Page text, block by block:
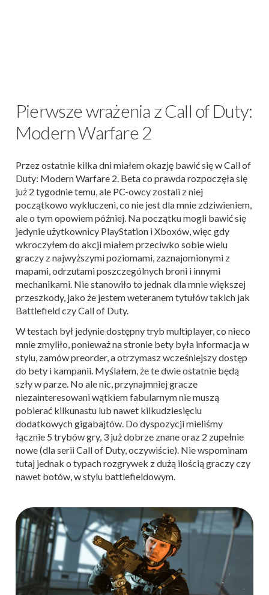
Pierwsze wrażenia z Call of Duty:
Modern Warfare 2
Przez ostatnie kilka dni miałem okazję bawić się w Call of
Duty: Modern Warfare 2. Beta co prawda rozpoczęła się
już 2 tygodnie temu, ale PC-owcy zostali z niej
początkowo wykluczeni, co nie jest dla mnie zdziwieniem,
ale o tym opowiem później. Na początku mogli bawić się
jedynie użytkownicy PlayStation i Xboxów, więc gdy
wkroczyłem do akcji miałem przeciwko sobie wielu
graczy z najwyższymi poziomami, zaznajomionymi z
mapami, odrzutami poszczególnych broni i innymi
mechanikami. Nie stanowiło to jednak dla mnie większej
przeszkody, jako że jestem weteranem tytułów takich jak
Battlefield czy Call of Duty.
W testach był jedynie dostępny tryb multiplayer, co nieco
mnie zmyliło, ponieważ na stronie bety była informacja w
stylu, zamów preorder, a otrzymasz wcześniejszy dostęp
do bety i kampanii. Myślałem, że te dwie ostatnie będą
szły w parze. No ale nic, przynajmniej gracze
niezainteresowani wątkiem fabularnym nie muszą
pobierać kilkunastu lub nawet kilkudziesięciu
dodatkowych gigabajtów. Do dyspozycji mieliśmy
łącznie 5 trybów gry, 3 już dobrze znane oraz 2 zupełnie
nowe (dla serii Call of Duty, oczywiście). Nie wspominam
tutaj jednak o typach rozgrywek z dużą ilością graczy czy
nawet botów, w stylu battlefieldowym.